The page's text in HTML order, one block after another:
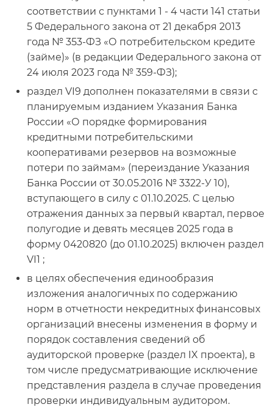
соответствии с пунктами 1 - 4 части 141 статьи
5 Федерального закона от 21 декабря 2013
года № 353-ФЗ «О потребительском кредите
(займе)» (в редакции Федерального закона от
24 июля 2023 года № 359-ФЗ);
раздел VI9 дополнен показателями в связи с
планируемым изданием Указания Банка
России «О порядке формирования
кредитными потребительскими
кооперативами резервов на возможные
потери по займам» (переиздание Указания
Банка России от 30.05.2016 № 3322-У 10),
вступающего в силу с 01.10.2025. С целью
отражения данных за первый квартал, первое
полугодие и девять месяцев 2025 года в
форму 0420820 (до 01.10.2025) включен раздел
VI1 ;
в целях обеспечения единообразия
изложения аналогичных по содержанию
норм в отчетности некредитных финансовых
организаций внесены изменения в форму и
порядок составления сведений об
аудиторской проверке (раздел IX проекта), в
том числе предусматривающие исключение
представления раздела в случае проведения
проверки индивидуальным аудитором.